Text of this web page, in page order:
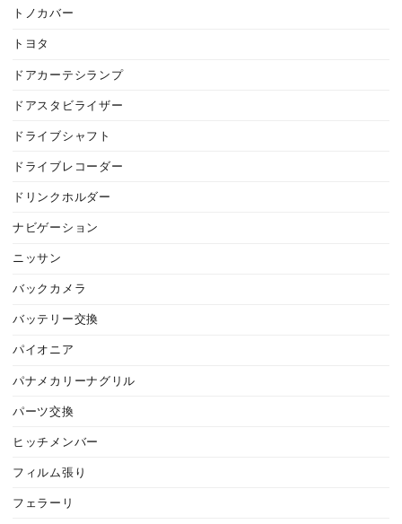
トノカバー
トヨタ
ドアカーテシランプ
ドアスタビライザー
ドライブシャフト
ドライブレコーダー
ドリンクホルダー
ナビゲーション
ニッサン
バックカメラ
バッテリー交換
パイオニア
パナメカリーナグリル
パーツ交換
ヒッチメンバー
フィルム張り
フェラーリ